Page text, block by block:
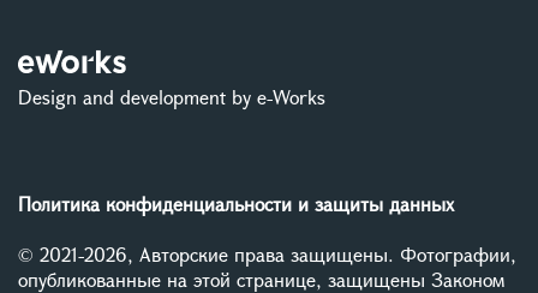
Design and development by e-Works
Политика конфиденциальности и защиты данных
© 2021-2026, Авторские права защищены. Фотографии,
опубликованные на этой странице, защищены Законом